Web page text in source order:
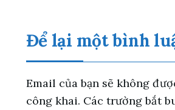
Để lại một bình
Email của bạn sẽ không
công khai. Các trường bắt